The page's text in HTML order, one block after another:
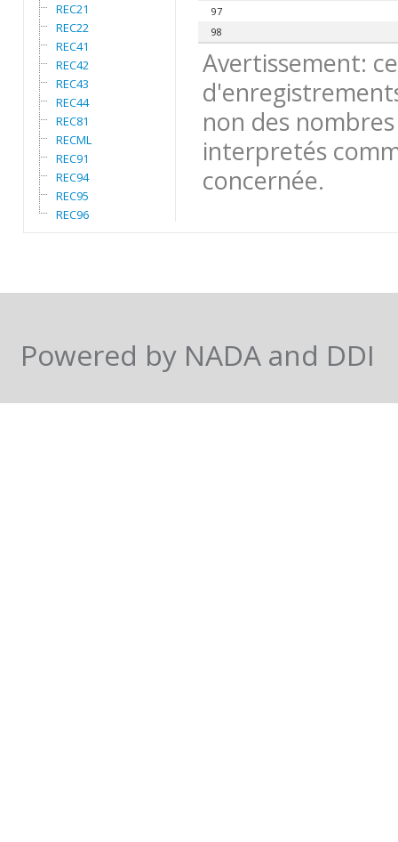
REC21
REC22
REC41
REC42
REC43
REC44
REC81
RECML
REC91
REC94
REC95
REC96
97
98
Avertissement:
non des
interpretés
concernée.
Powered by NADA and DDI